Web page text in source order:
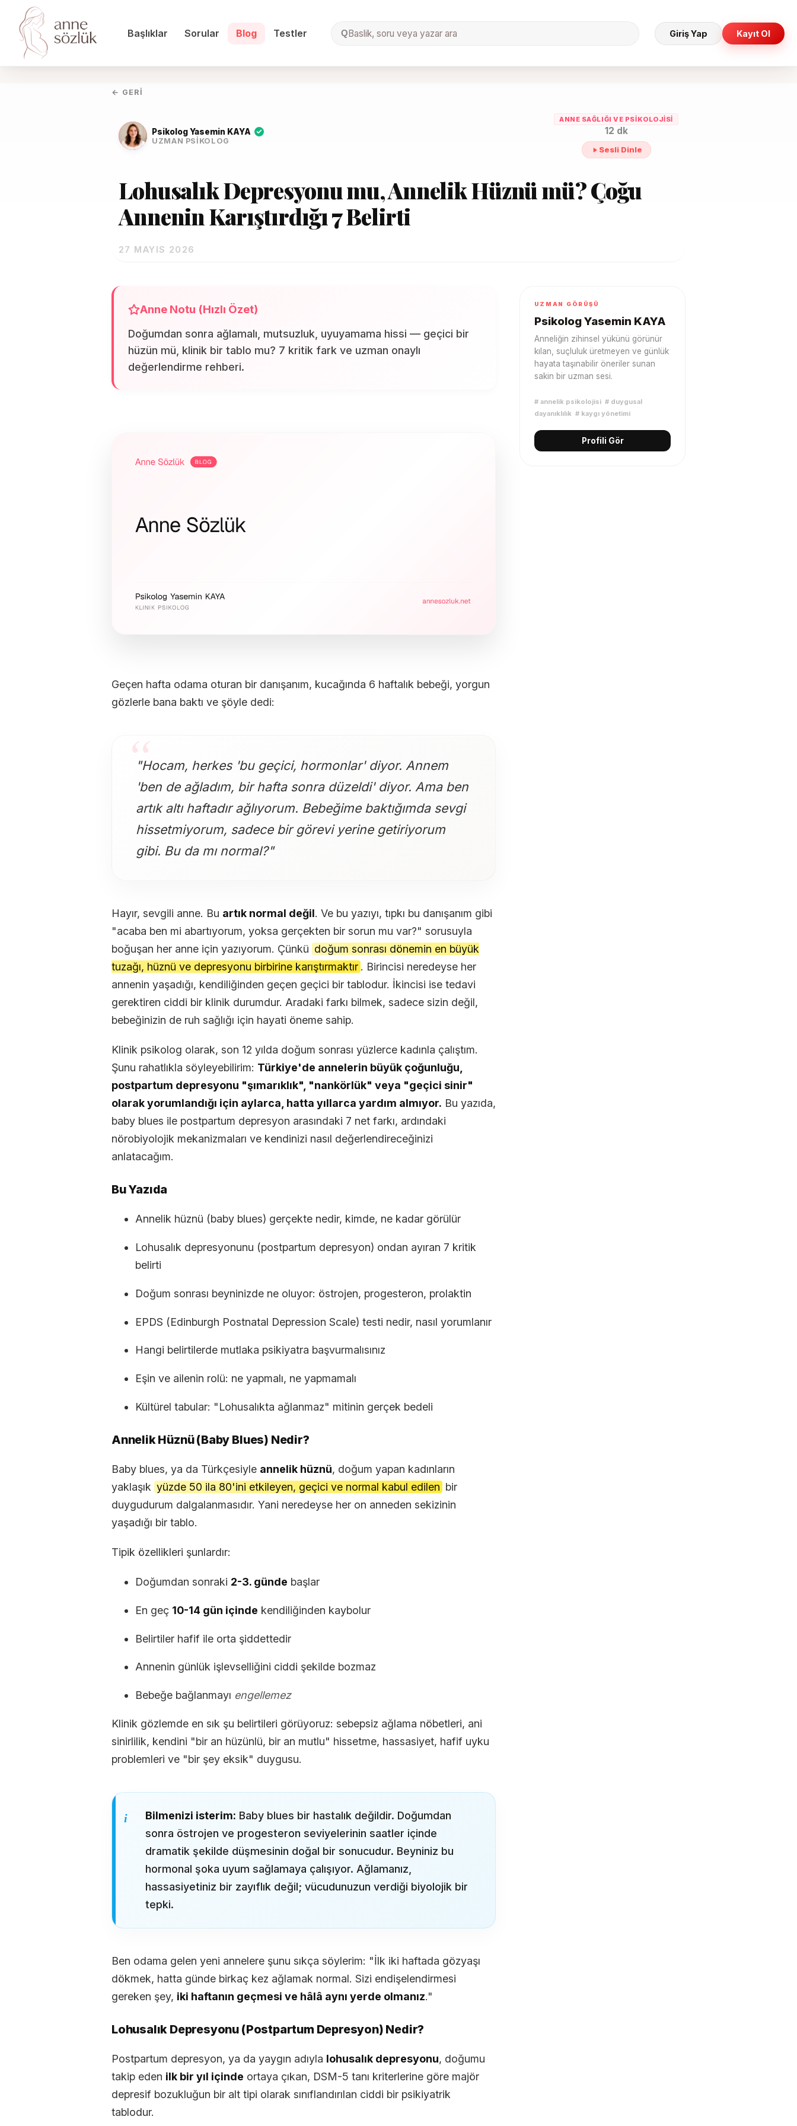
Başlıklar Sorular Blog Testler QBaslik, soru veya yazar ara Giriş Yap Kayıt Ol
← GERI
Psikolog Yasemin KAYA
UZMAN PSIKOLOG
ANNE SAĞLIĞI VE PSIKOLOJISI
12 dk
Sesli Dinle
Lohusalık Depresyonu mu, Annelik Hüznü mü? Çoğu
Annenin Karıştırdığı 7 Belirti
27 MAYIS 2026
Anne Notu (Hızlı Özet)
Doğumdan sonra ağlamalı, mutsuzluk, uyuyamama hissi — geçici bir
hüzün mü, klinik bir tablo mu? 7 kritik fark ve uzman onaylı
değerlendirme rehberi.
Geçen hafta odama oturan bir danışanım, kucağında 6 haftalık bebeği, yorgun
gözlerle bana baktı ve şöyle dedi:
"Hocam, herkes 'bu geçici, hormonlar' diyor. Annem
'ben de ağladım, bir hafta sonra düzeldi' diyor. Ama ben
artık altı haftadır ağlıyorum. Bebeğime baktığımda sevgi
hissetmiyorum, sadece bir görevi yerine getiriyorum
gibi. Bu da mı normal?"
Hayır, sevgili anne. Bu artık normal değil. Ve bu yazıyı, tıpkı bu danışanım gibi
"acaba ben mi abartıyorum, yoksa gerçekten bir sorun mu var?" sorusuyla
boğuşan her anne için yazıyorum. Çünkü doğum sonrası dönemin en büyük
tuzağı, hüznü ve depresyonu birbirine karıştırmaktır . Birincisi neredeyse her
annenin yaşadığı, kendiliğinden geçen geçici bir tablodur. İkincisi ise tedavi
gerektiren ciddi bir klinik durumdur. Aradaki farkı bilmek, sadece sizin değil,
bebeğinizin de ruh sağlığı için hayati öneme sahip.
Klinik psikolog olarak, son 12 yılda doğum sonrası yüzlerce kadınla çalıştım.
Şunu rahatlıkla söyleyebilirim: Türkiye'de annelerin büyük çoğunluğu,
postpartum depresyonu "şımarıklık", "nankörlük" veya "geçici sinir"
olarak yorumlandığı için aylarca, hatta yıllarca yardım almıyor. Bu yazıda,
baby blues ile postpartum depresyon arasındaki 7 net farkı, ardındaki
nörobiyolojik mekanizmaları ve kendinizi nasıl değerlendireceğinizi
anlatacağım.
Bu Yazıda
Annelik hüznü (baby blues) gerçekte nedir, kimde, ne kadar görülür
Lohusalık depresyonunu (postpartum depresyon) ondan ayıran 7 kritik
belirti
Doğum sonrası beyninizde ne oluyor: östrojen, progesteron, prolaktin
EPDS (Edinburgh Postnatal Depression Scale) testi nedir, nasıl yorumlanır
Hangi belirtilerde mutlaka psikiyatra başvurmalısınız
Eşin ve ailenin rolü: ne yapmalı, ne yapmamalı
Kültürel tabular: "Lohusalıkta ağlanmaz" mitinin gerçek bedeli
Annelik Hüznü (Baby Blues) Nedir?
Baby blues, ya da Türkçesiyle annelik hüznü, doğum yapan kadınların
yaklaşık yüzde 50 ila 80'ini etkileyen, geçici ve normal kabul edilen bir
duygudurum dalgalanmasıdır. Yani neredeyse her on anneden sekizinin
yaşadığı bir tablo.
Tipik özellikleri şunlardır:
Doğumdan sonraki 2-3. günde başlar
En geç 10-14 gün içinde kendiliğinden kaybolur
Belirtiler hafif ile orta şiddettedir
Annenin günlük işlevselliğini ciddi şekilde bozmaz
Bebeğe bağlanmayı engellemez
Klinik gözlemde en sık şu belirtileri görüyoruz: sebepsiz ağlama nöbetleri, ani
sinirlilik, kendini "bir an hüzünlü, bir an mutlu" hissetme, hassasiyet, hafif uyku
problemleri ve "bir şey eksik" duygusu.
Bilmenizi isterim: Baby blues bir hastalık değildir. Doğumdan
sonra östrojen ve progesteron seviyelerinin saatler içinde
dramatik şekilde düşmesinin doğal bir sonucudur. Beyniniz bu
hormonal şoka uyum sağlamaya çalışıyor. Ağlamanız,
hassasiyetiniz bir zayıflık değil; vücudunuzun verdiği biyolojik bir
tepki.
Ben odama gelen yeni annelere şunu sıkça söylerim: "İlk iki haftada gözyaşı
dökmek, hatta günde birkaç kez ağlamak normal. Sizi endişelendirmesi
gereken şey, iki haftanın geçmesi ve hâlâ aynı yerde olmanız."
Lohusalık Depresyonu (Postpartum Depresyon) Nedir?
Postpartum depresyon, ya da yaygın adıyla lohusalık depresyonu, doğumu
takip eden ilk bir yıl içinde ortaya çıkan, DSM-5 tanı kriterlerine göre majör
depresif bozukluğun bir alt tipi olarak sınıflandırılan ciddi bir psikiyatrik
tablodur.
UZMAN GÖRÜŞÜ
Psikolog Yasemin KAYA
Anneliğin zihinsel yükünü görünür
kılan, suçluluk üretmeyen ve günlük
hayata taşınabilir öneriler sunan
sakin bir uzman sesi.
# annelik psikolojisi # duygusal
dayanıklılık # kaygı yönetimi
Profili Gör